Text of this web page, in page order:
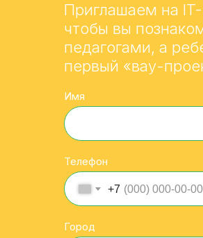
Приглашаем на
чтобы вы
педагогами, а
первый «вау-
Имя
Телефон
+7
Город